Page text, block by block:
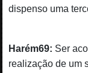
dispenso uma
Harém69: Ser
realização de um